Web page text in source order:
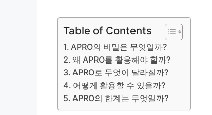
Table of Contents
APRO의 비밀은 무엇일까?
왜 APRO를 활용해야 할까?
APRO로 무엇이 달라질까?
어떻게 활용할 수 있을까?
APRO의 한계는 무엇일까?